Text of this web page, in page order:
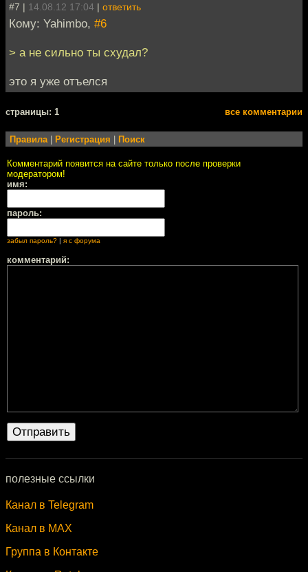
#7 | 14.08.12 17:04 | ответить
Кому: Yahimbo, #6
> а не сильно ты схудал?
это я уже отъелся
cтраницы: 1 все комментарии
Правила| Регистрация Поиск
Комментарий появится на сайте только после проверки
модератором!
имя:
пароль:
забыл пароль? я с форума
комментарий:
полезные ссылки
Канал в Telegram
Канал в MAX
Группа в Контакте